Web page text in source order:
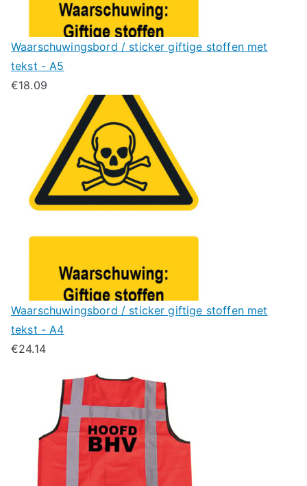
Waarschuwingsbord / sticker giftige stoffen met
tekst - A5
€18.09
Waarschuwingsbord / sticker giftige stoffen met
tekst - A4
€24.14